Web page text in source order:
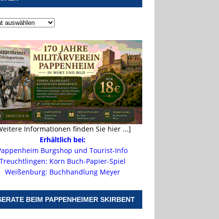
Informationen finden Sie hier ...]
Erhältlich bei:
Burgshop und Tourist-Info
Treuchtlingen: Korn Buch-Papier-Spiel
Weißenburg: Buchhandlung Meyer
BEIM PAPPENHEIMER SKIRBENT